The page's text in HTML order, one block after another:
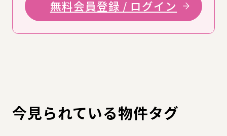
無料会員登録 / ログイン
今見られている物件タグ